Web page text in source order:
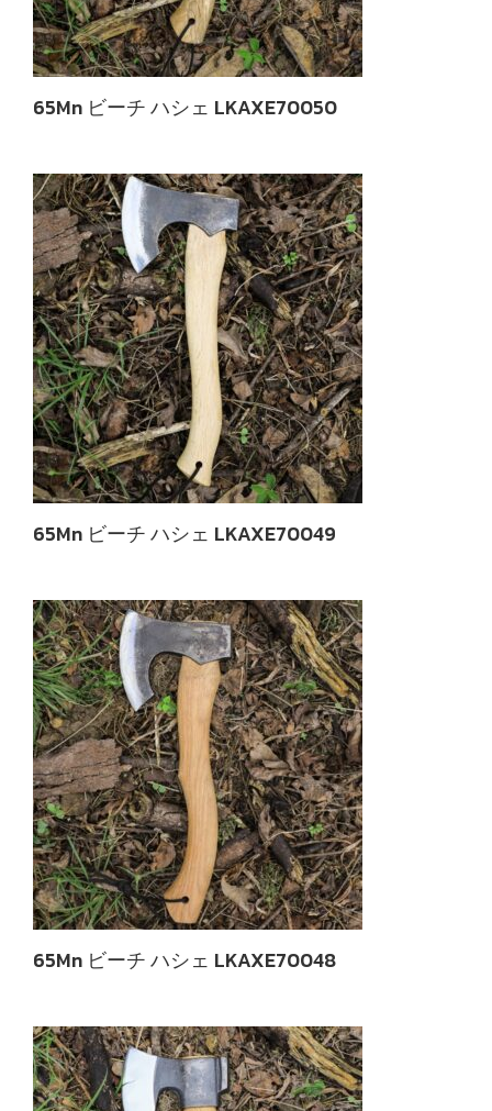
65Mn ビーチ ハシェ LKAXE70050
65Mn ビーチ ハシェ LKAXE70049
65Mn ビーチ ハシェ LKAXE70048